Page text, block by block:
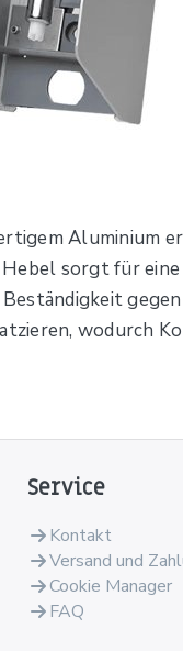
Aluminium
sorgt für eine
wodurch
Service
Kontakt
Versand und
Cookie Manager
FAQ